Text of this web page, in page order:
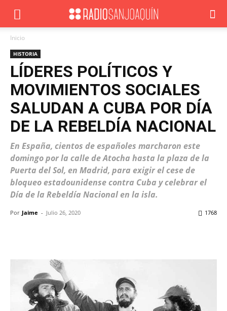
Inicio
HISTORIA
LÍDERES POLÍTICOS Y
MOVIMIENTOS SOCIALES
SALUDAN A CUBA POR DÍA
DE LA REBELDÍA NACIONAL
En España, cientos de españoles marcharon este
domingo por la calle de Atocha hasta la plaza de la
Puerta del Sol, en Madrid, para exigir el cese de
bloqueo estadounidense contra Cuba y celebrar el
Día de la Rebeldía Nacional en la isla.
Por Jaime - Julio 26, 2020 1768